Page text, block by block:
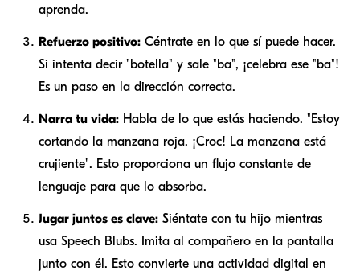
aprenda.
Refuerzo positivo: Céntrate en lo que sípuede hacer.
Si intenta decir "botella" y sale "ba", ¡celebra ese "ba"!
Es un paso en la dirección correcta.
Narra tu vida: Habla de lo que estás haciendo. "Estoy
cortando la manzana roja. ¡Croc! La manzana está
crujiente". Esto proporciona un flujo constante de
lenguaje para que lo absorba.
Jugar juntos es clave: Siéntate con tu hijo mientras
usa Speech Blubs. Imita al compañero en la pantalla
junto con él. Esto convierte una actividad digital en